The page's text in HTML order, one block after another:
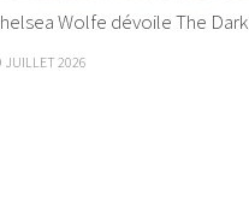
Wolfe dévoile The Dark
JUILLET 2026